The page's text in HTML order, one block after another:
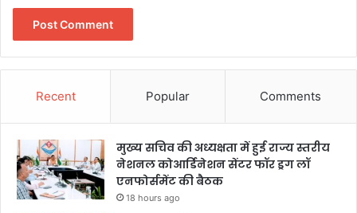
Recent Popular Comments
मुख्य सचिव की अध्यक्षता में हुई राज्य स्तरीय
नेशनल कोआर्डिनेशन सेंटर फॉर ड्रग लॉ
एनफोर्समेंट की बैठक
18 hours ago